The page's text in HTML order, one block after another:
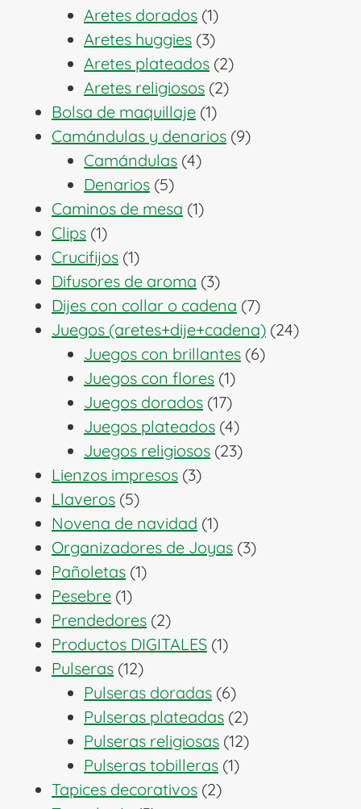
productos
Aretes dorados 11
producto
Aretes huggies 33
productos
Aretes plateados 22
productos
Aretes religiosos 22
Bolsa de maquillaje 11
producto
Camándulas y denarios 99
Camándulas 44
Denarios 55
productos
Caminos de mesa 11
Clips 11
producto
Crucifijos 11
producto
Difusores de aroma 33
productos
Dijes con collar o cadena 77
productos
Juegos (aretes+dije+cadena) 2424
Juegos con brillantes 66
Juegos con flores 11
producto
Juegos dorados 1717
productos
Juegos plateados 44
productos
Juegos religiosos 2323
Lienzos impresos 33
Llaveros 55
productos
Novena de navidad 11
producto
Organizadores de Joyas 33
Pañoletas 11
Pesebre 11
producto
Prendedores 22
productos
Productos DIGITALES 11
Pulseras 1212
productos
Pulseras doradas 66
productos
Pulseras plateadas 22
productos
Pulseras religiosas 1212
Pulseras tobilleras 11
Tapices decorativos 22